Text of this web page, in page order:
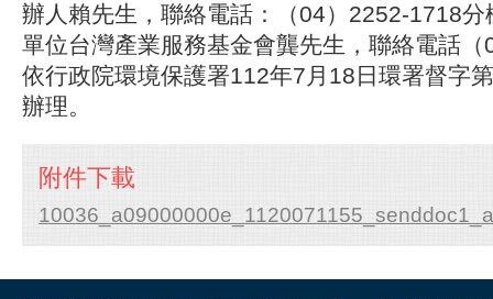
辦人賴先生，聯絡電話：（04）2252-1718
單位台灣產業服務基金會龔先生，聯絡電話
依行政院環境保護署112年7月18日環署督字
辦理。
附件下載